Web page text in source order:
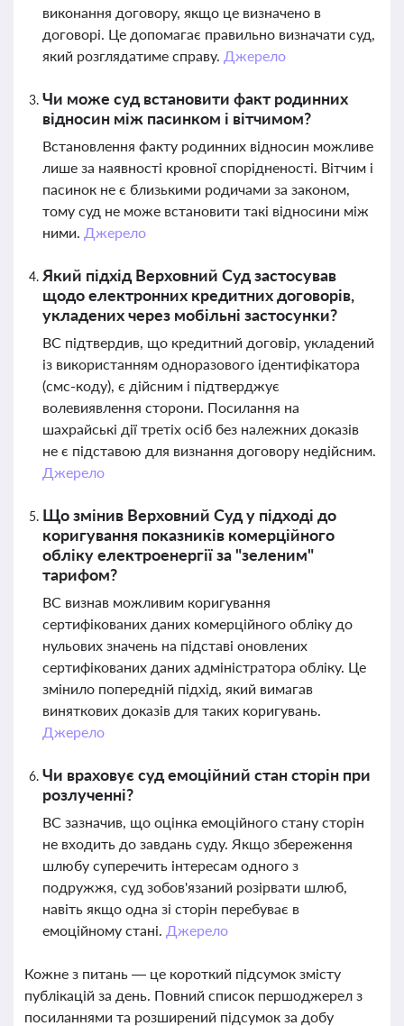
виконання договору, якщо це визначено в
договорі. Це допомагає правильно визначати суд,
який розглядатиме справу. Джерело
Чи може суд встановити факт родинних
відносин між пасинком і вітчимом?
Встановлення факту родинних відносин можливе
лише за наявності кровної спорідненості. Вітчим і
пасинок не є близькими родичами за законом,
тому суд не може встановити такі відносини між
ними. Джерело
Який підхід Верховний Суд застосував
щодо електронних кредитних договорів,
укладених через мобільні застосунки?
ВС підтвердив, що кредитний договір, укладений
із використанням одноразового ідентифікатора
(смс-коду), є дійсним і підтверджує
волевиявлення сторони. Посилання на
шахрайські дії третіх осіб без належних доказів
не є підставою для визнання договору недійсним.
Джерело
Що змінив Верховний Суд у підході до
коригування показників комерційного
обліку електроенергії за "зеленим"
тарифом?
ВС визнав можливим коригування
сертифікованих даних комерційного обліку до
нульових значень на підставі оновлених
сертифікованих даних адміністратора обліку. Це
змінило попередній підхід, який вимагав
виняткових доказів для таких коригувань.
Джерело
Чи враховує суд емоційний стан сторін при
розлученні?
ВС зазначив, що оцінка емоційного стану сторін
не входить до завдань суду. Якщо збереження
шлюбу суперечить інтересам одного з
подружжя, суд зобов'язаний розірвати шлюб,
навіть якщо одна зі сторін перебуває в
емоційному стані. Джерело
Кожне з питань — це короткий підсумок змісту
публікацій за день. Повний список першоджерел з
посиланнями та розширений підсумок за добу